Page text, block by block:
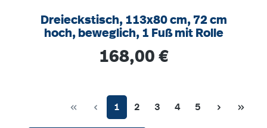
Dreieckstisch, 113x80 cm, 72 cm
hoch, beweglich, 1 Fuß mit Rolle
Regulärer Preis:
168,00 €
Seite
1 Seite
2 Seite
3 Seite
4 Seite
5